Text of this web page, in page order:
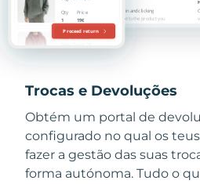
Trocas e Devoluções
Obtém um portal de
configurado no qual os
fazer a gestão das suas
forma autónoma. Tudo o